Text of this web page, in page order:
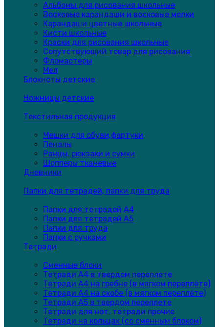
Альбомы для рисования школьные
Восковые карандаши и восковые мелки
Карандаши цветные школьные
Кисти школьные
Краски для рисования школьные
Сопутствующий товар для рисования
Фломастеры
Мел
Блокноты детские
Ножницы детские
Текстильная продукция
Мешки для обуви,фартуки
Пеналы
Ранцы, рюкзаки и сумки
Шопперы тканевые
Дневники
Папки для тетрадей, папки для труда
Папки для тетрадей А4
Папки для тетрадей А5
Папки для труда
Папки с ручками
Тетради
Сменные блоки
Тетради А4 в твердом переплете
Тетради А4 на гребне (в мягком переплёте)
Тетради А4 на скобе (в мягком переплёте)
Тетради А5 в твердом переплете
Тетради для нот, тетради прочие
Тетради на кольцах (со сменным блоком)